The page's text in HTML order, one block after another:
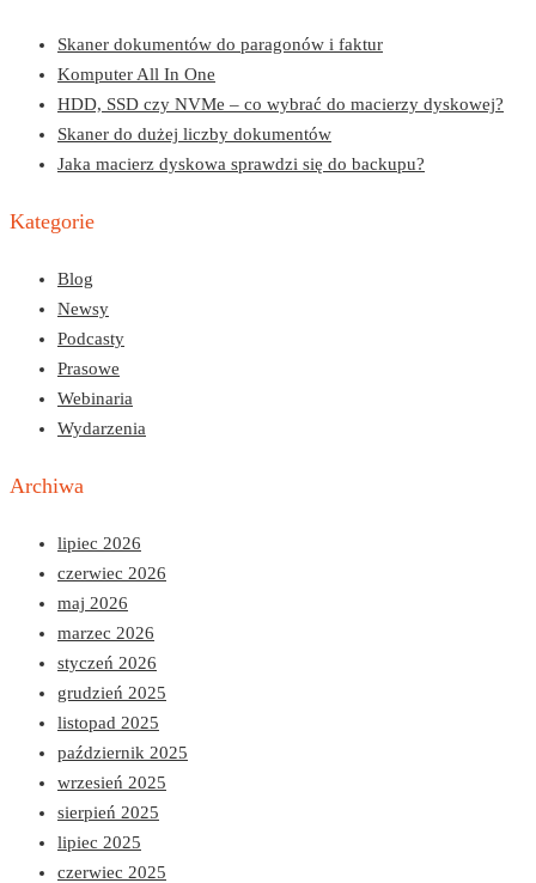
Skaner dokumentów do paragonów i faktur
Komputer All In One
HDD, SSD czy NVMe – co wybrać do macierzy dyskowej?
Skaner do dużej liczby dokumentów
Jaka macierz dyskowa sprawdzi się do backupu?
Kategorie
Blog
Newsy
Podcasty
Prasowe
Webinaria
Wydarzenia
Archiwa
lipiec 2026
czerwiec 2026
maj 2026
marzec 2026
styczeń 2026
grudzień 2025
listopad 2025
październik 2025
wrzesień 2025
sierpień 2025
lipiec 2025
czerwiec 2025